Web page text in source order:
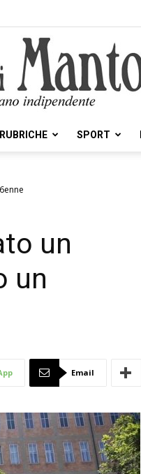
Voce
Mantova
RUBRICHE SPORT
un
un
Email